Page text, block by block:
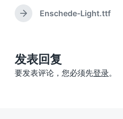
篇
文
章
下
：
Enschede-Light.ttf
发表回复
要发表评论，您必须先登录。